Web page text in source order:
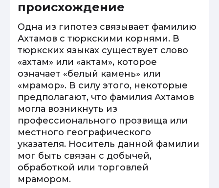
происхождение
Одна из гипотез связывает фамилию
Ахтамов с тюркскими корнями. В
тюркских языках существует слово
«ахтам» или «актам», которое
означает «белый камень» или
«мрамор». В силу этого, некоторые
предполагают, что фамилия Ахтамов
могла возникнуть из
профессионального прозвища или
местного географического
указателя. Носитель данной фамилии
мог быть связан с добычей,
обработкой или торговлей
мрамором.